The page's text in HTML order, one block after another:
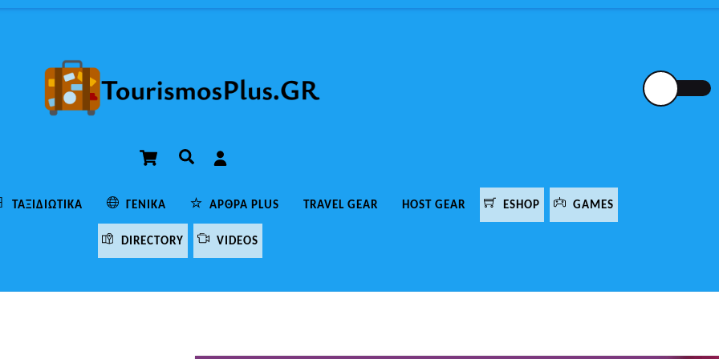
Cart Αναζήτηση
ΤΑΞΙΔΙΩΤΙΚΆ ΓΕΝΙΚΆ ΆΡΘΡΑ PLUS TRAVEL GEAR HOST GEAR ESHOP GAMES
DIRECTORY VIDEOS